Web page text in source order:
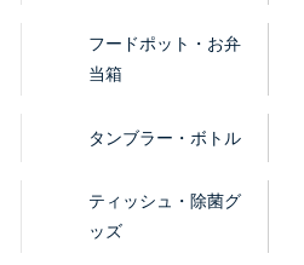
フードポット・お弁
当箱
タンブラー・ボトル
ティッシュ・除菌グ
ッズ